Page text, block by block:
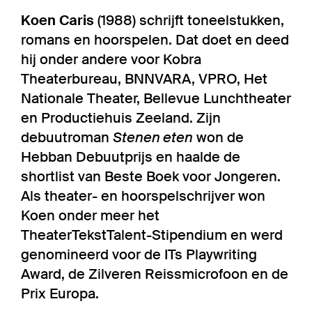
Koen Caris (1988) schrijft toneelstukken,
romans en hoorspelen. Dat doet en deed
hij onder andere voor Kobra
Theaterbureau, BNNVARA, VPRO, Het
Nationale Theater, Bellevue Lunchtheater
en Productiehuis Zeeland. Zijn
debuutroman Stenen eten won de
Hebban Debuutprijs en haalde de
shortlist van Beste Boek voor Jongeren.
Als theater- en hoorspelschrijver won
Koen onder meer het
TheaterTekstTalent-Stipendium en werd
genomineerd voor de ITs Playwriting
Award, de Zilveren Reissmicrofoon en de
Prix Europa.